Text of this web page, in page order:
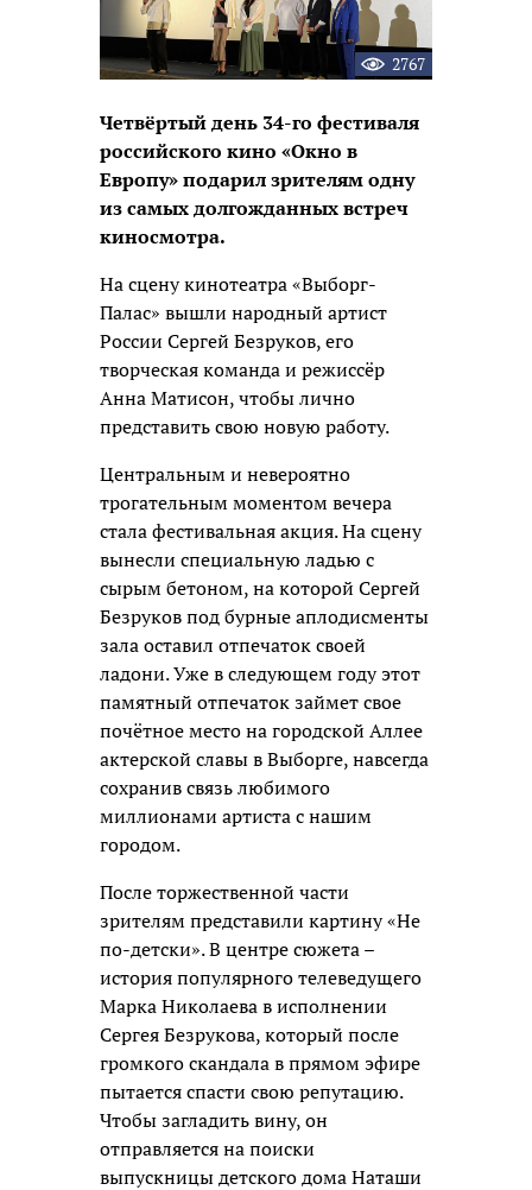
2767
Четвёртый день 34-го фестиваля
российского кино «Окно в
Европу» подарил зрителям одну
из самых долгожданных встреч
киносмотра.
На сцену кинотеатра «Выборг-
Палас» вышли народный артист
России Сергей Безруков, его
творческая команда и режиссёр
Анна Матисон, чтобы лично
представить свою новую работу.
Центральным и невероятно
трогательным моментом вечера
стала фестивальная акция. На сцену
вынесли специальную ладью с
сырым бетоном, на которой Сергей
Безруков под бурные аплодисменты
зала оставил отпечаток своей
ладони. Уже в следующем году этот
памятный отпечаток займет свое
почётное место на городской Аллее
актерской славы в Выборге, навсегда
сохранив связь любимого
миллионами артиста с нашим
городом.
После торжественной части
зрителям представили картину «Не
по-детски». В центре сюжета –
история популярного телеведущего
Марка Николаева в исполнении
Сергея Безрукова, который после
громкого скандала в прямом эфире
пытается спасти свою репутацию.
Чтобы загладить вину, он
отправляется на поиски
выпускницы детского дома Наташи